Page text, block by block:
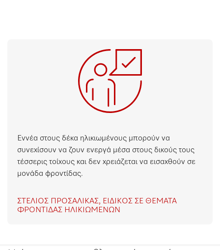
Εννέα στους δέκα ηλικιωμένους μπορούν να
συνεχίσουν να ζουν ενεργά μέσα στους δικούς τους
τέσσερις τοίχους και δεν χρειάζεται να εισαχθούν σε
μονάδα φροντίδας.
ΣΤΈΛΙΟΣ ΠΡΟΣΑΛΊΚΑΣ, ΕΙΔΙΚΌΣ ΣΕ ΘΈΜΑΤΑ
ΦΡΟΝΤΊΔΑΣ ΗΛΙΚΙΩΜΈΝΩΝ